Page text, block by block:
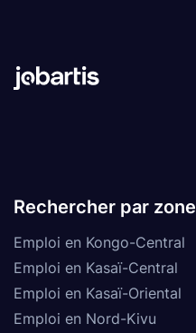
Rechercher par zone
Emploi en Kongo-Central
Emploi en Kasaï-Central
Emploi en Kasaï-Oriental
Emploi en Nord-Kivu